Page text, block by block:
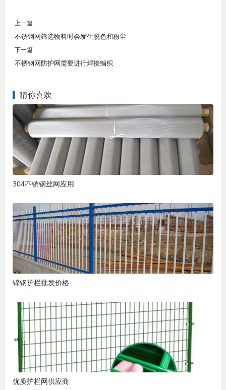
上一篇
不锈钢网筛选物料时会发生脱色和粉尘
下一篇
不锈钢网防护网需要进行焊接编织
猜你喜欢
304不锈钢丝网应用
锌钢护栏批发价格
优质护栏网供应商